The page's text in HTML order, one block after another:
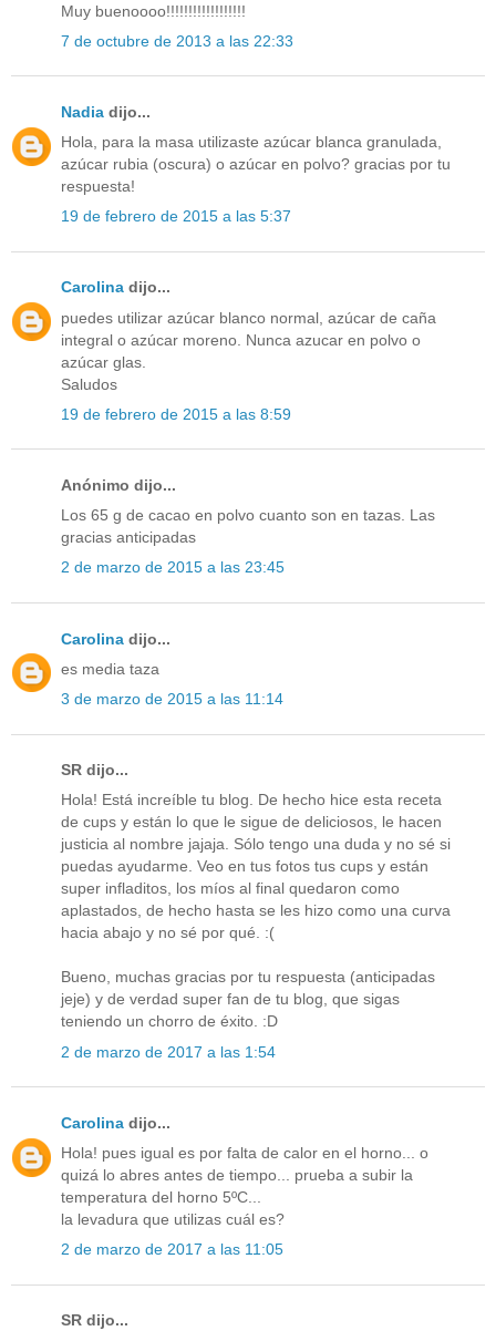
Muy buenoooo!!!!!!!!!!!!!!!!!!
7 de octubre de 2013 a las 22:33
Nadia dijo...
Hola, para la masa utilizaste azúcar blanca granulada,
azúcar rubia (oscura) o azúcar en polvo? gracias por tu
respuesta!
19 de febrero de 2015 a las 5:37
Carolina dijo...
puedes utilizar azúcar blanco normal, azúcar de caña
integral o azúcar moreno. Nunca azucar en polvo o
azúcar glas.
Saludos
19 de febrero de 2015 a las 8:59
Anónimo dijo...
Los 65 g de cacao en polvo cuanto son en tazas. Las
gracias anticipadas
2 de marzo de 2015 a las 23:45
Carolina dijo...
es media taza
3 de marzo de 2015 a las 11:14
SR dijo...
Hola! Está increíble tu blog. De hecho hice esta receta
de cups y están lo que le sigue de deliciosos, le hacen
justicia al nombre jajaja. Sólo tengo una duda y no sé si
puedas ayudarme. Veo en tus fotos tus cups y están
super infladitos, los míos al final quedaron como
aplastados, de hecho hasta se les hizo como una curva
hacia abajo y no sé por qué. :(
Bueno, muchas gracias por tu respuesta (anticipadas
jeje) y de verdad super fan de tu blog, que sigas
teniendo un chorro de éxito. :D
2 de marzo de 2017 a las 1:54
Carolina dijo...
Hola! pues igual es por falta de calor en el horno... o
quizá lo abres antes de tiempo... prueba a subir la
temperatura del horno 5ºC...
la levadura que utilizas cuál es?
2 de marzo de 2017 a las 11:05
SR dijo...